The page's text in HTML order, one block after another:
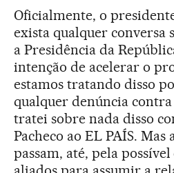
Oficialmente, o
exista qualquer conversa
a Presidência da
intenção de acelerar o
estamos tratando disso
qualquer denúncia
tratei sobre nada disso
Pacheco ao EL PAÍS. Mas
passam, até, pela